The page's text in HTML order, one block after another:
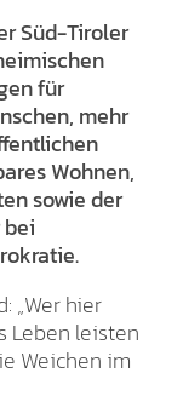
Süd-Tiroler
für
mehr
Wohnen,
sowie der
„Wer hier
Leben leisten
Weichen im